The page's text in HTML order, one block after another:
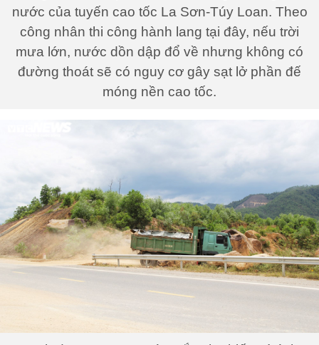
nước của tuyến cao tốc La Sơn-Túy Loan. Theo
công nhân thi công hành lang tại đây, nếu trời
mưa lớn, nước dồn dập đổ về nhưng không có
đường thoát sẽ có nguy cơ gây sạt lở phần đế
móng nền cao tốc.